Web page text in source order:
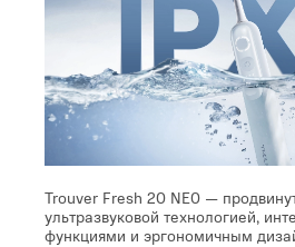
Trouver Fresh 20 NE0 —
ультразвуковой технологией,
функциями и эргономичным